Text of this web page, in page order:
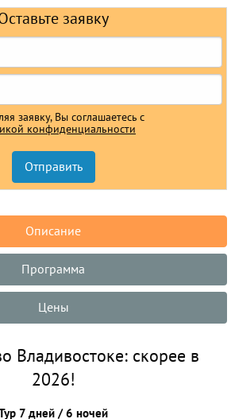
заявку
заявку, Вы соглашаетесь с
конфиденциальности
Описание
Программа
Цены
Владивостоке: скорее в
2026!
7 дней / 6 ночей